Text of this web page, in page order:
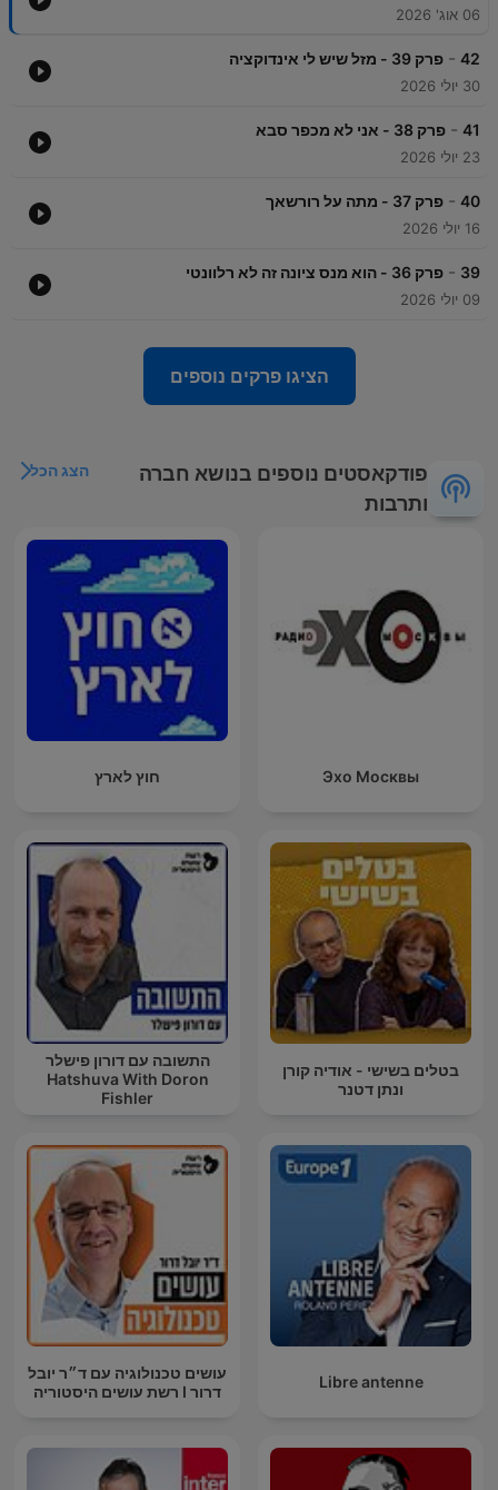
06 אוג' 2026
42
- פרק 39 - מזל שיש לי אינדוקציה
30 יולי 2026
41
- פרק 38 - אני לא מכפר סבא
23 יולי 2026
40
- פרק 37 - מתה על רורשאך
16 יולי 2026
39
- פרק 36 - הוא מנס ציונה זה לא רלוונטי
09 יולי 2026
הציגו פרקים נוספים
פודקאסטים נוספים בנושא חברה
ותרבות
הצג הכל
Эхо Москвы חוץ לארץ
בטלים בשישי - אודיה קורן
ונתן דטנר
התשובה עם דורון פישלר
Hatshuva With Doron
Fishler
Libre antenne
עושים טכנולוגיה עם ד״ר יובל
דרור I רשת עושים היסטוריה